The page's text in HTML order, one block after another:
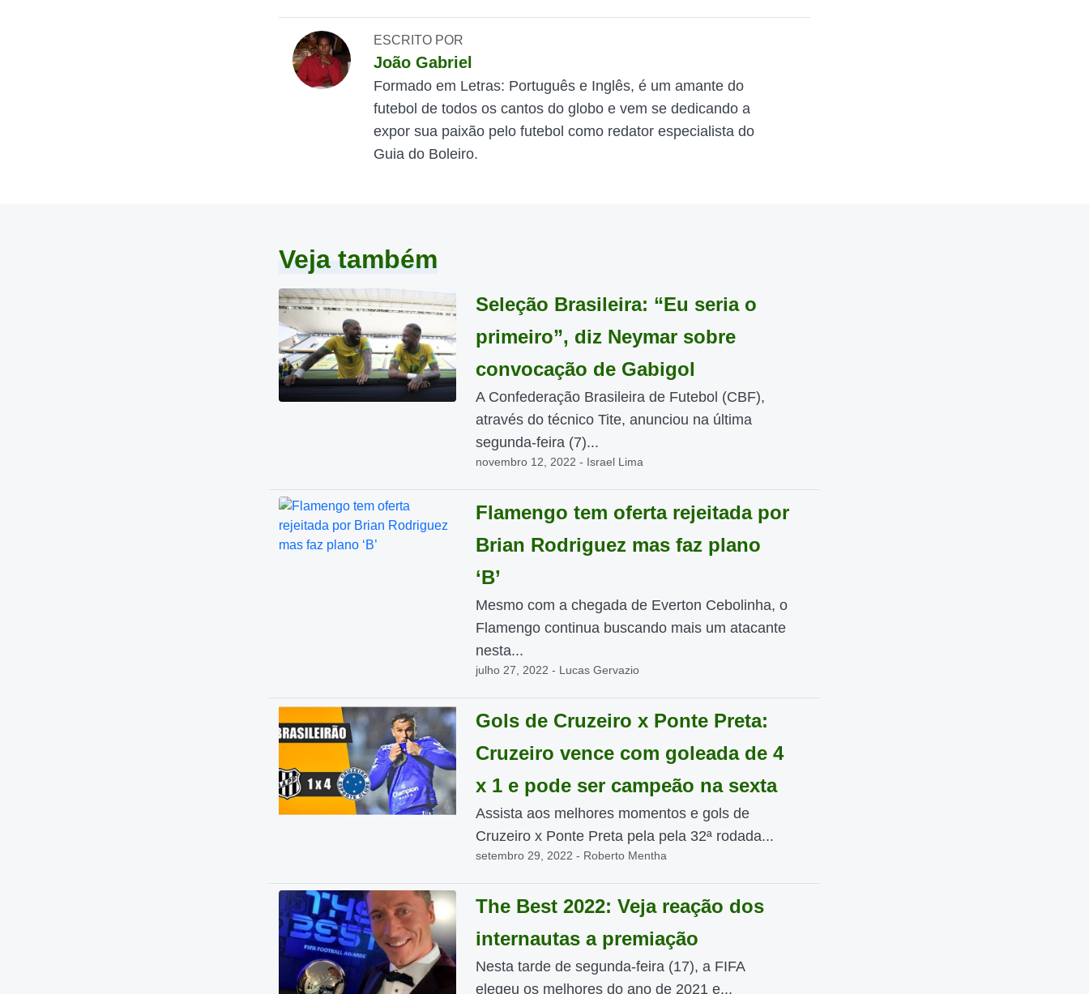
ESCRITO POR
João Gabriel
Formado em Letras: Português e Inglês, é um amante do
futebol de todos os cantos do globo e vem se dedicando a
expor sua paixão pelo futebol como redator especialista do
Guia do Boleiro.
Veja também
Seleção Brasileira: “Eu seria o
primeiro”, diz Neymar sobre
convocação de Gabigol
A Confederação Brasileira de Futebol (CBF),
através do técnico Tite, anunciou na última
segunda-feira (7)...
novembro 12, 2022 - Israel Lima
Flamengo tem oferta rejeitada por
Brian Rodriguez mas faz plano
‘B’
Mesmo com a chegada de Everton Cebolinha, o
Flamengo continua buscando mais um atacante
nesta...
julho 27, 2022 - Lucas Gervazio
Gols de Cruzeiro x Ponte Preta:
Cruzeiro vence com goleada de 4
x 1 e pode ser campeão na sexta
Assista aos melhores momentos e gols de
Cruzeiro x Ponte Preta pela pela 32ª rodada...
setembro 29, 2022 - Roberto Mentha
The Best 2022: Veja reação dos
internautas a premiação
Nesta tarde de segunda-feira (17), a FIFA
elegeu os melhores do ano de 2021 e...